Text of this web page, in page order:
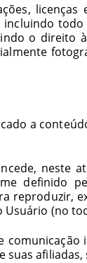
o direito
a
neste
definido
(no